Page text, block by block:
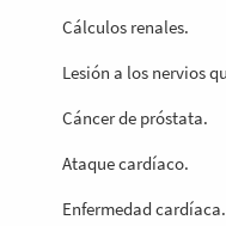
Cálculos renales.
Lesión a los nervios
Cáncer de próstata.
Ataque cardíaco.
Enfermedad cardíaca.